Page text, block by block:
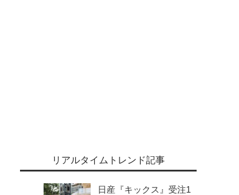
リアルタイムトレンド記事
日産『キックス』受注1